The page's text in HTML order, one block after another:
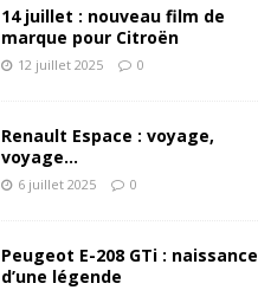
14 juillet : nouveau film de
marque pour Citroën
12 juillet 2025 0
Renault Espace : voyage,
voyage…
6 juillet 2025 0
Peugeot E-208 GTi : naissance
d’une légende